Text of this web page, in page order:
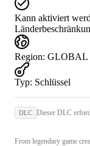
Kann aktiviert
Region: GLOBAL
Typ: Schlüssel
DLC Dieser DLC
From legendary game